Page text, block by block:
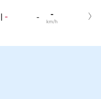
| - - -
km/h